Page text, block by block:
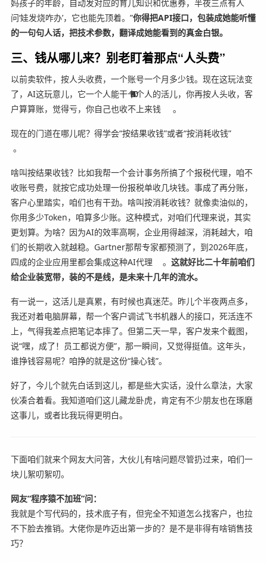
1
4
4
8
妈孩子的年龄，自动发对应的育儿知识和优惠券，半夜三点有人
问‘娃发烧咋办’，它也能先顶着。”你得把API接口，包装成她能听懂
的一句句人话，把技术参数，翻译成她能看到的真金白银。
三、钱从哪儿来？别老盯着那点“人头费”
以前卖软件，按人头收费，一个账号一个月多少钱。现在这玩法变
了，AI这玩意儿，它一个人能干十个人的活儿，你再按人头收，客
户算算账，觉得亏，你自己也收不上来钱
10
。
现在的门道在哪儿呢？得学会“按结果收钱”或者“按消耗收钱”
3
10
。
啥叫按结果收钱？比如我帮一个会计事务所搞了个报税代理，咱不
收账号费，就按它成功处理一份报税单收几块钱。事成了再分账，
客户心里踏实，咱们也有干劲。啥叫按消耗收钱？就像卖油似的，
你用多少Token，咱算多少账。这种模式，对咱们代理来说，其实
更划算。为啥？因为AI的效率高啊，企业用得越深，消耗越大，咱
们的长期收入就越稳。Gartner那帮专家都预测了，到2026年底，
四成的企业应用里都会集成这种AI代理
3
。这就好比二十年前咱们
给企业装宽带，装的不是线，是未来十几年的流水。
有一说一，这活儿是真累，有时候也真迷茫。昨儿个半夜两点多，
我还对着电脑屏幕，帮一个客户调试飞书机器人的接口，死活连不
上，气得我差点把笔记本摔了。但第二天一早，客户发来个截图，
说“嘿，成了！员工都说方便”，那一瞬间，又觉得挺值。这年头，
谁挣钱容易呢？咱挣的就是这份“操心钱”。
好了，今儿个就先白话到这儿，都是些大实话，没什么章法，大家
伙凑合着看。我知道咱们这儿藏龙卧虎，肯定有不少朋友也在琢磨
这事儿，或者比我玩得更明白。
下面咱们就来个网友大问答，大伙儿有啥问题尽管扔过来，咱们一
块儿絮叨絮叨。
网友“程序猿不加班”问：
我就是个写代码的，技术底子有，但完全不知道怎么找客户，也拉
不下脸去推销。大佬你是咋迈出第一步的？是不是非得有啥销售技
巧？